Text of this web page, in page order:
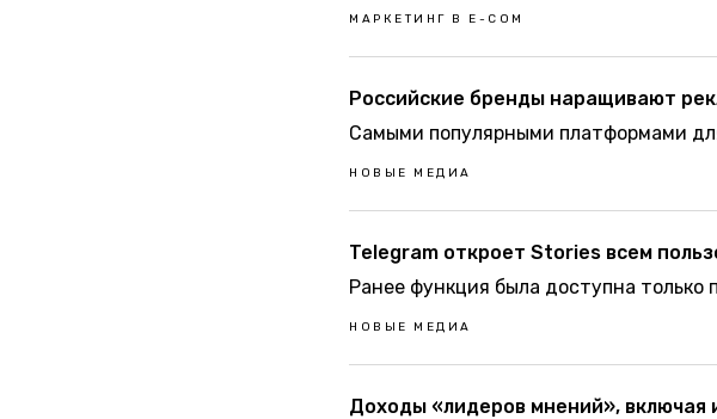
МАРКЕТИНГ В Е-CОМ
Российские бренды наращивают
Самыми популярными платформами
НОВЫЕ МЕДИА
Telegram откроет Stories всем
Ранее функция была доступна только
НОВЫЕ МЕДИА
Доходы «лидеров мнений», включая